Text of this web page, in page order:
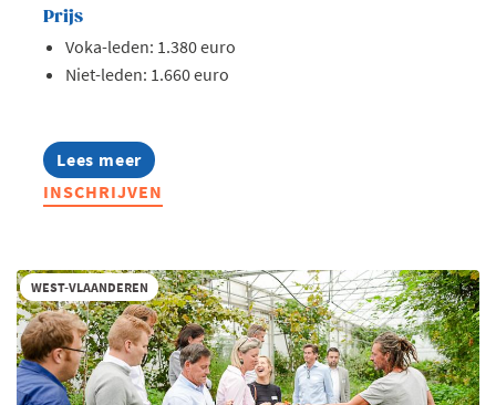
Prijs
Voka-leden: 1.380 euro
Niet-leden: 1.660 euro
Lees meer
about
Warehouse
Scouting
INSCHRIJVEN
WEST-VLAANDEREN